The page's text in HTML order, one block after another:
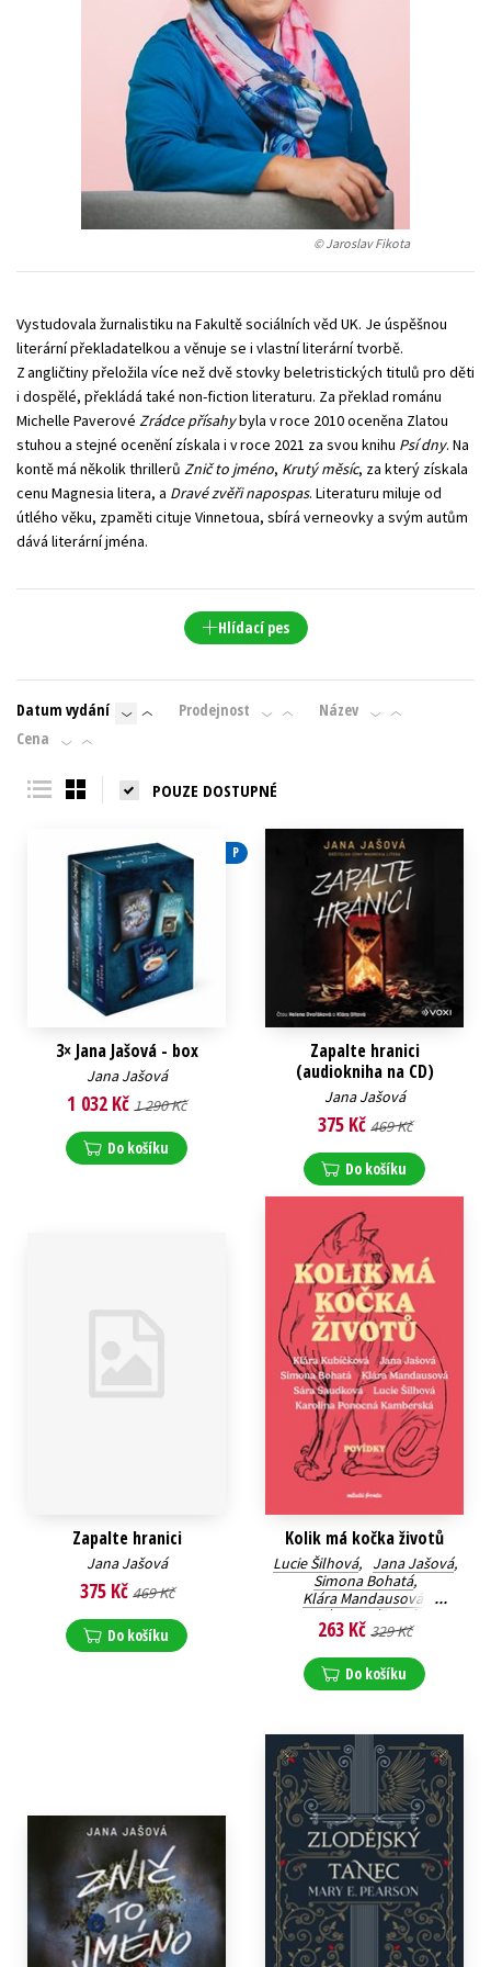
Zahraniční literatura Zdraví a životní styl
Všechny tituly
© Jaroslav Fikota
Vystudovala žurnalistiku na Fakultě sociálních věd UK. Je úspěšnou
literární překladatelkou a věnuje se i vlastní literární tvorbě.
Z angličtiny přeložila více než dvě stovky beletristických titulů pro děti
i dospělé, překládá také non-fiction literaturu. Za překlad románu
Michelle Paverové Zrádce přísahybyla v roce 2010 oceněna Zlatou
stuhou a stejné ocenění získala i v roce 2021 za svou knihu Psí dny. Na
kontě má několik thrillerů Znič to jméno, Krutý měsíc, za který získala
cenu Magnesia litera, a Dravé zvěři napospas. Literaturu miluje od
útlého věku, zpaměti cituje Vinnetoua, sbírá verneovky a svým autům
dává literární jména.
Hlídací pes
Datum vydání Prodejnost
Název
Cena
POUZE DOSTUPNÉ
P
3× Jana Jašová - box
Jana Jašová
1 032 Kč 1 290 Kč
Do košíku
Zapalte hranici
(audiokniha na CD)
Jana Jašová
375 Kč 469 Kč
Do košíku
Zapalte hranici
Jana Jašová
375 Kč 469 Kč
Do košíku
Kolik má kočka životů
Lucie Šilhová, Jana Jašová,
Simona Bohatá,
Klára Mandausová
Klára Kubíčková ,
Sára Saudková,
263 Kč 329 Kč
Do košíku